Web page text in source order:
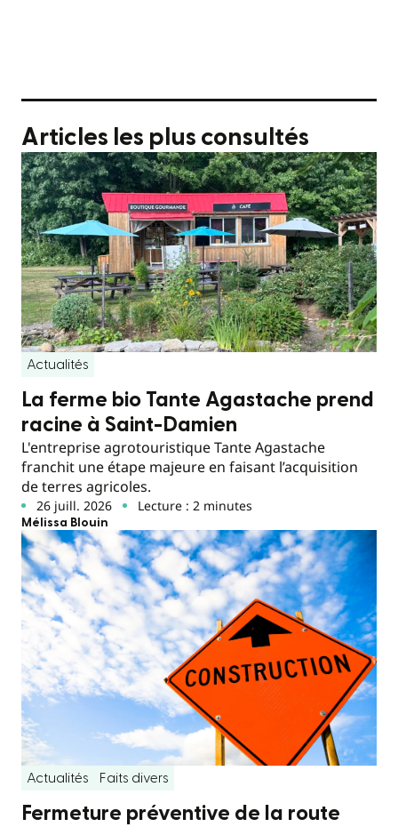
Articles les plus consultés
Actualités
La ferme bio Tante Agastache prend
racine à Saint-Damien
L'entreprise agrotouristique Tante Agastache
franchit une étape majeure en faisant l’acquisition
de terres agricoles.
26 juill. 2026 Lecture : 2 minutes
Mélissa Blouin
Actualités Faits divers
Fermeture préventive de la route